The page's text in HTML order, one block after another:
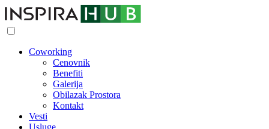
Coworking
Cenovnik
Benefiti
Galerija
Obilazak Prostora
Kontakt
Vesti
Usluge